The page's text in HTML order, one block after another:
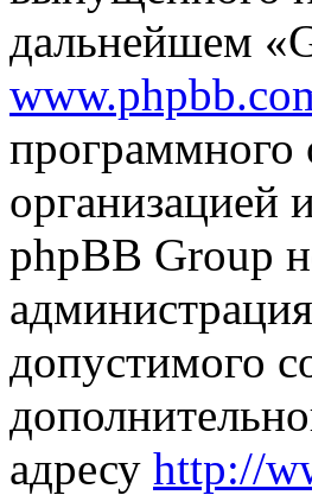
дальнейшем
программного
организацией
phpBB Group
допустимого
адресу http://